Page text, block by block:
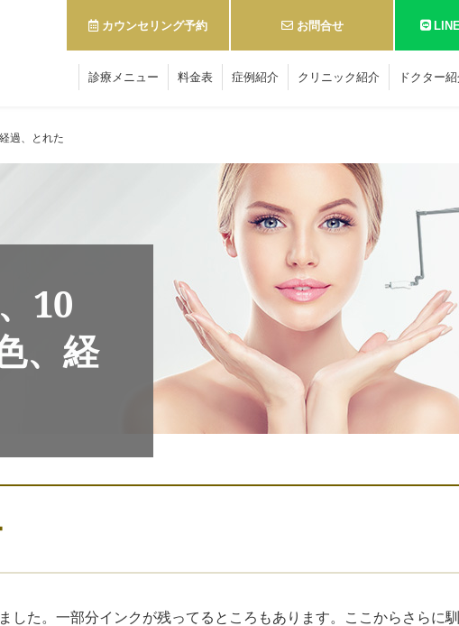
カウンセリング予約 お問合せ
診療メニュー 料金表 症例紹介 クリニック紹介 ドクター
過、とれた
10
、経
した。一部分インクが残ってるところもあります。ここからさらに馴